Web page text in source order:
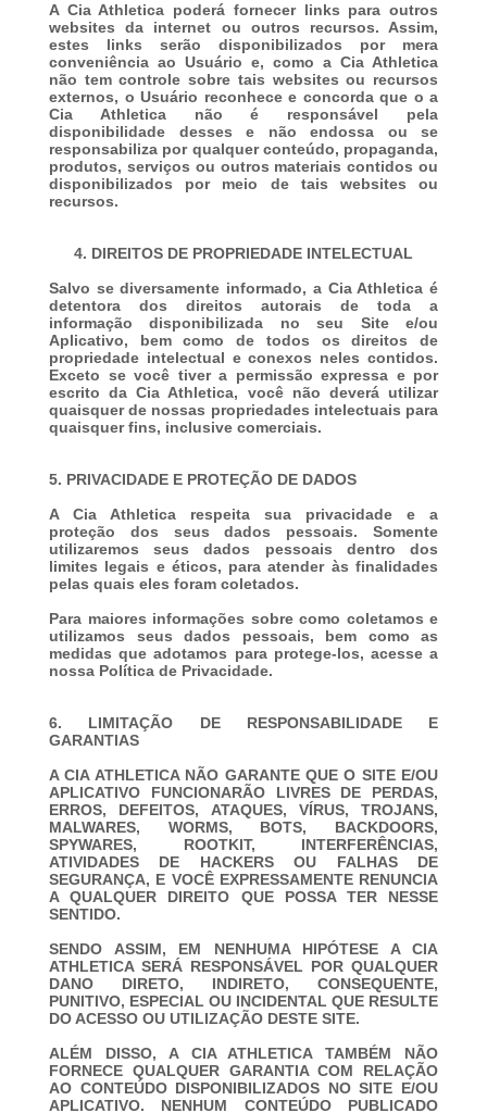
A Cia Athletica poderá fornecer links para outros
websites da internet ou outros recursos. Assim,
estes links serão disponibilizados por mera
conveniência ao Usuário e, como a Cia Athletica
não tem controle sobre tais websites ou recursos
externos, o Usuário reconhece e concorda que o a
Cia Athletica não é responsável pela
disponibilidade desses e não endossa ou se
responsabiliza por qualquer conteúdo, propaganda,
produtos, serviços ou outros materiais contidos ou
disponibilizados por meio de tais websites ou
recursos.
4. DIREITOS DE PROPRIEDADE INTELECTUAL
Salvo se diversamente informado, a Cia Athletica é
detentora dos direitos autorais de toda a
informação disponibilizada no seu Site e/ou
Aplicativo, bem como de todos os direitos de
propriedade intelectual e conexos neles contidos.
Exceto se você tiver a permissão expressa e por
escrito da Cia Athletica, você não deverá utilizar
quaisquer de nossas propriedades intelectuais para
quaisquer fins, inclusive comerciais.
5. PRIVACIDADE E PROTEÇÃO DE DADOS
A Cia Athletica respeita sua privacidade e a
proteção dos seus dados pessoais. Somente
utilizaremos seus dados pessoais dentro dos
limites legais e éticos, para atender às finalidades
pelas quais eles foram coletados.
Para maiores informações sobre como coletamos e
utilizamos seus dados pessoais, bem como as
medidas que adotamos para protege-los, acesse a
nossa Política de Privacidade.
6. LIMITAÇÃO DE RESPONSABILIDADE E
GARANTIAS
A CIA ATHLETICA NÃO GARANTE QUE O SITE E/OU
APLICATIVO FUNCIONARÃO LIVRES DE PERDAS,
ERROS, DEFEITOS, ATAQUES, VÍRUS, TROJANS,
MALWARES, WORMS, BOTS, BACKDOORS,
SPYWARES, ROOTKIT, INTERFERÊNCIAS,
ATIVIDADES DE HACKERS OU FALHAS DE
SEGURANÇA, E VOCÊ EXPRESSAMENTE RENUNCIA
A QUALQUER DIREITO QUE POSSA TER NESSE
SENTIDO.
SENDO ASSIM, EM NENHUMA HIPÓTESE A CIA
ATHLETICA SERÁ RESPONSÁVEL POR QUALQUER
DANO DIRETO, INDIRETO, CONSEQUENTE,
PUNITIVO, ESPECIAL OU INCIDENTAL QUE RESULTE
DO ACESSO OU UTILIZAÇÃO DESTE SITE.
ALÉM DISSO, A CIA ATHLETICA TAMBÉM NÃO
FORNECE QUALQUER GARANTIA COM RELAÇÃO
AO CONTEÚDO DISPONIBILIZADOS NO SITE E/OU
APLICATIVO. NENHUM CONTEÚDO PUBLICADO